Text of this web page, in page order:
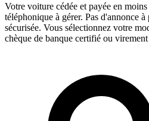
Votre voiture cédée et payée en
téléphonique à gérer. Pas d'annonce
sécurisée. Vous sélectionnez votre
chèque de banque certifié ou